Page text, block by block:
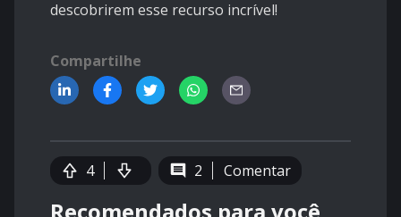
descobrirem esse recurso incrível!
Compartilhe
4 2 Comentar